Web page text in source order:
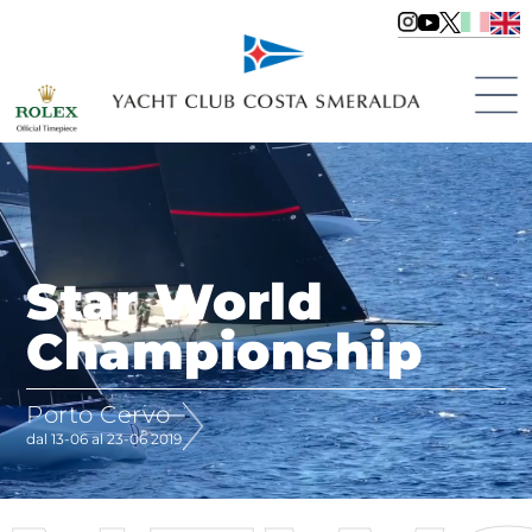
Star World
Championship
Porto Cervo
dal 13-06 al 23-06 2019